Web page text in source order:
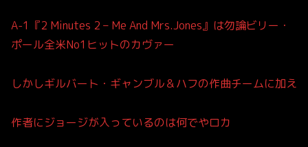
A-1『2 Minutes 2 – Me And Mrs.Jones』は勿論ビリー・
ポール全米No1ヒットのカヴァー
しかしギルバート・ギャンブル＆ハフの作曲チームに加え
作者にジョージが入っているのは何でやロカ